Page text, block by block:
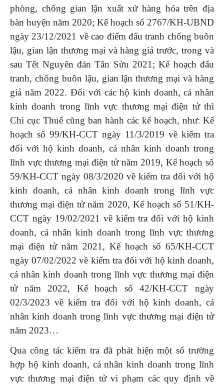
phòng, chống gian lận xuất xứ hàng hóa trên địa
bàn huyện năm 2020; Kế hoạch số 2767/KH-UBND
ngày 23/12/2021 về cao điểm đấu tranh chống buôn
lậu, gian lận thương mại và hàng giả trước, trong và
sau Tết Nguyên đán Tân Sửu 2021; Kế hoạch đấu
tranh, chống buôn lậu, gian lận thương mại và hàng
giả năm 2022. Đối với các hộ kinh doanh, cá nhân
kinh doanh trong lĩnh vực thương mại điện tử thì
Chi cục Thuế cũng ban hành các kế hoạch, như: Kế
hoạch số 99/KH-CCT ngày 11/3/2019 về kiểm tra
đối với hộ kinh doanh, cá nhân kinh doanh trong
lĩnh vực thương mại điện tử năm 2019, Kế hoạch số
59/KH-CCT ngày 08/3/2020 về kiểm tra đối với hộ
kinh doanh, cá nhân kinh doanh trong lĩnh vực
thương mại điện tử năm 2020, Kế hoạch số 51/KH-
CCT ngày 19/02/2021 về kiểm tra đối với hộ kinh
doanh, cá nhân kinh doanh trong lĩnh vực thương
mại điện tử năm 2021, Kế hoạch số 65/KH-CCT
ngày 07/02/2022 về kiểm tra đối với hộ kinh doanh,
cá nhân kinh doanh trong lĩnh vực thương mại điện
tử năm 2022, Kế hoạch số 42/KH-CCT ngày
02/3/2023 về kiểm tra đối với hộ kinh doanh, cá
nhân kinh doanh trong lĩnh vực thương mại điện tử
năm 2023…
Qua công tác kiểm tra đã phát hiện một số trường
hợp hộ kinh doanh, cá nhân kinh doanh trong lĩnh
vực thương mại điện tử vi phạm các quy định về